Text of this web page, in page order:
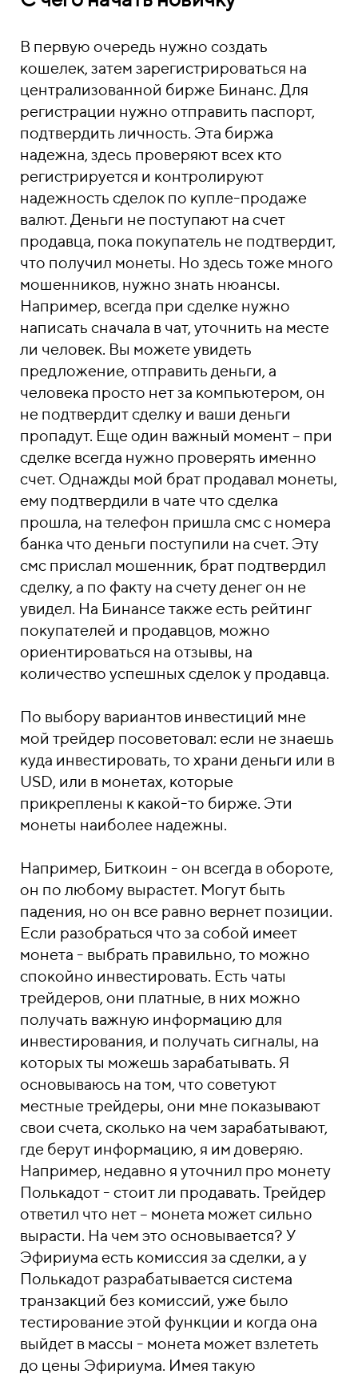
В первую очередь нужно создать
кошелек, затем зарегистрироваться на
централизованной бирже Бинанс. Для
регистрации нужно отправить паспорт,
подтвердить личность. Эта биржа
надежна, здесь проверяют всех кто
регистрируется и контролируют
надежность сделок по купле-продаже
валют. Деньги не поступают на счет
продавца, пока покупатель не подтвердит,
что получил монеты. Но здесь тоже много
мошенников, нужно знать нюансы.
Например, всегда при сделке нужно
написать сначала в чат, уточнить на месте
ли человек. Вы можете увидеть
предложение, отправить деньги, а
человека просто нет за компьютером, он
не подтвердит сделку и ваши деньги
пропадут. Еще один важный момент – при
сделке всегда нужно проверять именно
счет. Однажды мой брат продавал монеты,
ему подтвердили в чате что сделка
прошла, на телефон пришла смс с номера
банка что деньги поступили на счет. Эту
смс прислал мошенник, брат подтвердил
сделку, а по факту на счету денег он не
увидел. На Бинансе также есть рейтинг
покупателей и продавцов, можно
ориентироваться на отзывы, на
количество успешных сделок у продавца.
По выбору вариантов инвестиций мне
мой трейдер посоветовал: если не знаешь
куда инвестировать, то храни деньги или в
USD, или в монетах, которые
прикреплены к какой-то бирже. Эти
монеты наиболее надежны.
Например, Биткоин - он всегда в обороте,
он по любому вырастет. Могут быть
падения, но он все равно вернет позиции.
Если разобраться что за собой имеет
монета - выбрать правильно, то можно
спокойно инвестировать. Есть чаты
трейдеров, они платные, в них можно
получать важную информацию для
инвестирования, и получать сигналы, на
которых ты можешь зарабатывать. Я
основываюсь на том, что советуют
местные трейдеры, они мне показывают
свои счета, сколько на чем зарабатывают,
где берут информацию, я им доверяю.
Например, недавно я уточнил про монету
Полькадот - стоит ли продавать. Трейдер
ответил что нет – монета может сильно
вырасти. На чем это основывается? У
Эфириума есть комиссия за сделки, а у
Полькадот разрабатывается система
транзакций без комиссий, уже было
тестирование этой функции и когда она
выйдет в массы - монета может взлететь
до цены Эфириума. Имея такую